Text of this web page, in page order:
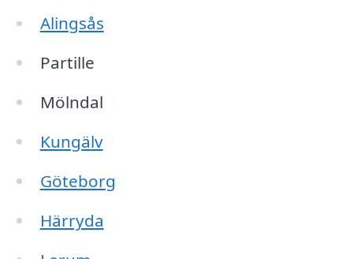
Alingsås
Partille
Mölndal
Kungälv
Göteborg
Härryda